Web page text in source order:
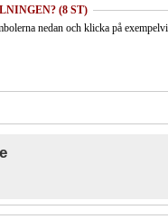
(8 ST)
nedan och klicka på